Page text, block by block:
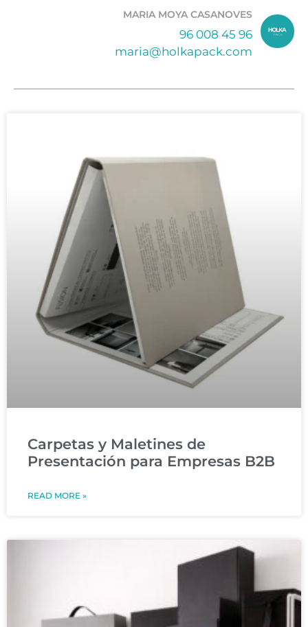
MARIA MOYA CASANOVES
96 008 45 96
maria@holkapack.com
Carpetas y Maletines de
Presentación para Empresas B2B
READ MORE »